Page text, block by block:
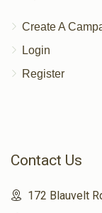
Create A
Login
Register
Contact Us
172 Blauvelt